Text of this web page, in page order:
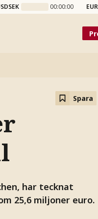
00:00:00
Spara
har tecknat
25,6 miljoner euro.